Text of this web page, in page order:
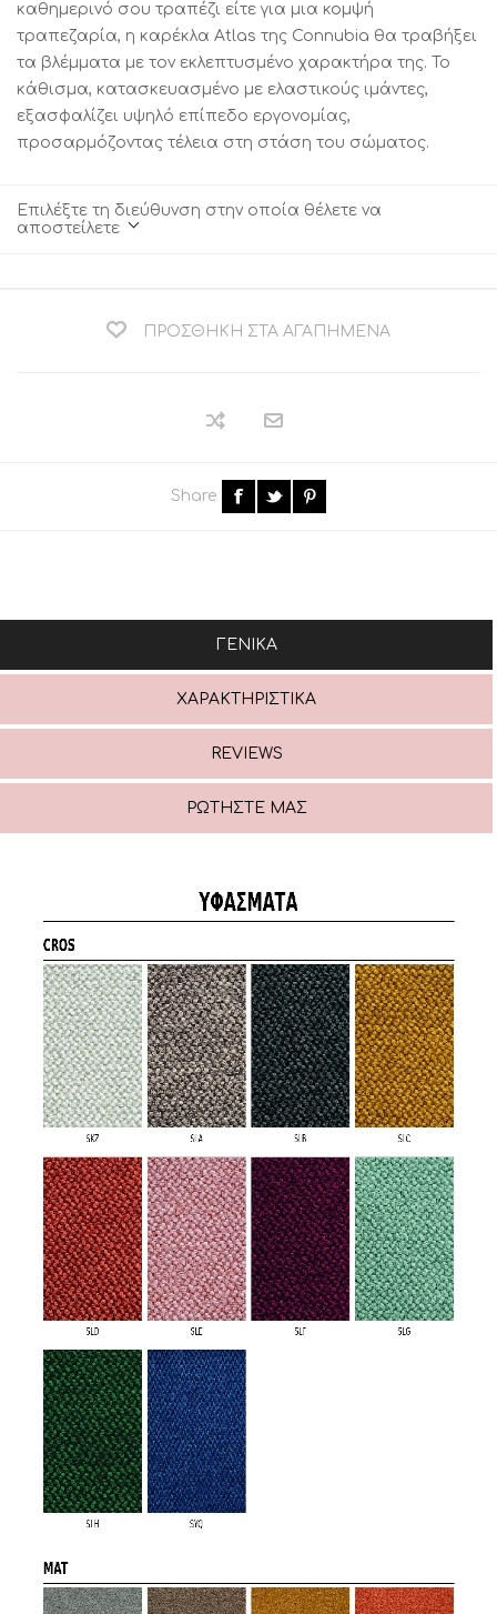
καθημερινό σου τραπέζι είτε για μια κομψή
τραπεζαρία, η καρέκλα Atlas της Connubia θα τραβήξει
τα βλέμματα με τον εκλεπτυσμένο χαρακτήρα της. Το
κάθισμα, κατασκευασμένο με ελαστικούς ιμάντες,
εξασφαλίζει υψηλό επίπεδο εργονομίας,
προσαρμόζοντας τέλεια στη στάση του σώματος.
Επιλέξτε τη διεύθυνση στην οποία θέλετε να
αποστείλετε
ΠΡΟΣΘΉΚΗ ΣΤΑ ΑΓΑΠΗΜΈΝΑ
Share
ΓΕΝΙΚΆ
ΧΑΡΑΚΤΗΡΙΣΤΙΚΆ
REVIEWS
ΡΩΤΉΣΤΕ ΜΑΣ